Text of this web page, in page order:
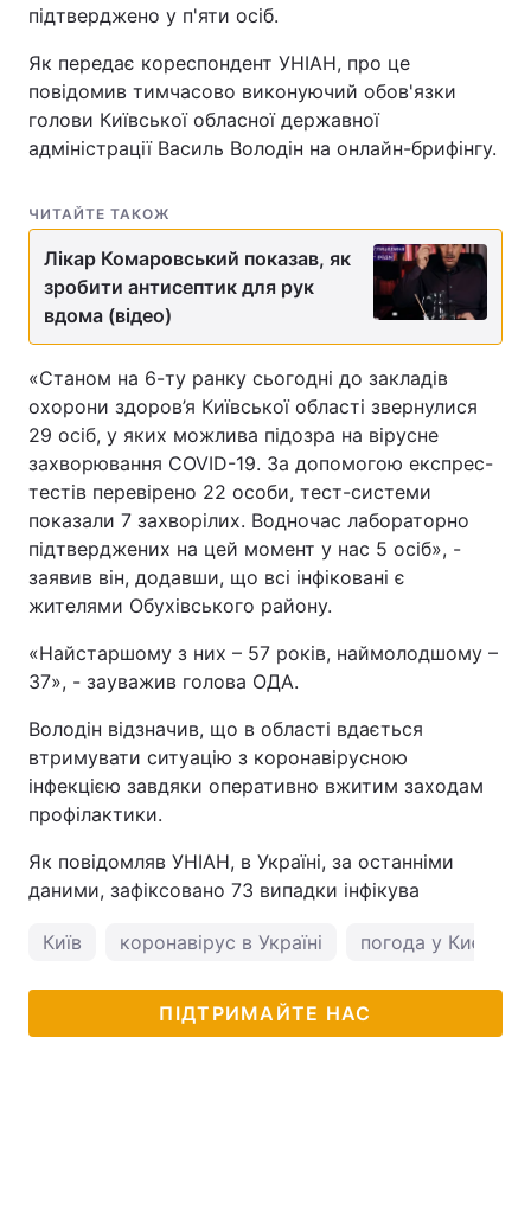
підтверджено у п'яти осіб.
Як передає кореспондент УНІАН, про це
повідомив тимчасово виконуючий обов'язки
голови Київської обласної державної
адміністрації Василь Володін на онлайн-брифінгу.
ЧИТАЙТЕ ТАКОЖ
Лікар Комаровський показав, як
зробити антисептик для рук
вдома (відео)
«Станом на 6-ту ранку сьогодні до закладів
охорони здоров’я Київської області звернулися
29 осіб, у яких можлива підозра на вірусне
захворювання COVID-19. За допомогою експрес-
тестів перевірено 22 особи, тест-системи
показали 7 захворілих. Водночас лабораторно
підтверджених на цей момент у нас 5 осіб», -
заявив він, додавши, що всі інфіковані є
жителями Обухівського району.
«Найстаршому з них – 57 років, наймолодшому –
37», - зауважив голова ОДА.
Володін відзначив, що в області вдається
втримувати ситуацію з коронавірусною
інфекцією завдяки оперативно вжитим заходам
профілактики.
Як повідомляв УНІАН, в Україні, за останніми
даними, зафіксовано 73 випадки інфікува
Київ коронавірус в Україні погода у Києві
ПІДТРИМАЙТЕ НАС